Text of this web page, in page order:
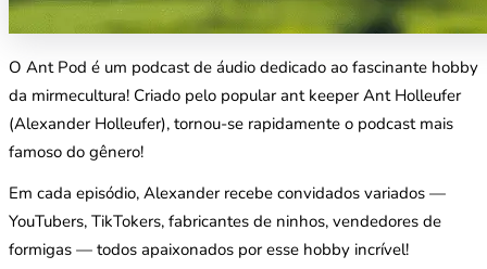
O Ant Pod é um podcast de áudio dedicado ao fascinante hobby
da mirmecultura! Criado pelo popular ant keeper Ant Holleufer
(Alexander Holleufer), tornou-se rapidamente o podcast mais
famoso do gênero!
Em cada episódio, Alexander recebe convidados variados —
YouTubers, TikTokers, fabricantes de ninhos, vendedores de
formigas — todos apaixonados por esse hobby incrível!